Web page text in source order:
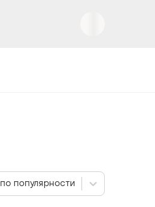
по популярности